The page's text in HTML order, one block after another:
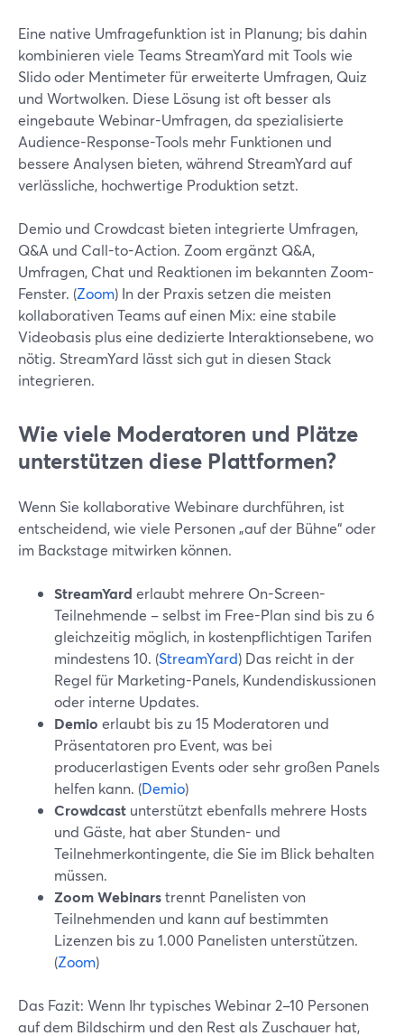
Eine native Umfragefunktion ist in Planung; bis dahin
kombinieren viele Teams StreamYard mit Tools wie
Slido oder Mentimeter für erweiterte Umfragen, Quiz
und Wortwolken. Diese Lösung ist oft besser als
eingebaute Webinar-Umfragen, da spezialisierte
Audience-Response-Tools mehr Funktionen und
bessere Analysen bieten, während StreamYard auf
verlässliche, hochwertige Produktion setzt.
Demio und Crowdcast bieten integrierte Umfragen,
Q&A und Call-to-Action. Zoom ergänzt Q&A,
Umfragen, Chat und Reaktionen im bekannten Zoom-
Fenster. (Zoom) In der Praxis setzen die meisten
kollaborativen Teams auf einen Mix: eine stabile
Videobasis plus eine dedizierte Interaktionsebene, wo
nötig. StreamYard lässt sich gut in diesen Stack
integrieren.
Wie viele Moderatoren und Plätze
unterstützen diese Plattformen?
Wenn Sie kollaborative Webinare durchführen, ist
entscheidend, wie viele Personen „auf der Bühne“ oder
im Backstage mitwirken können.
StreamYard erlaubt mehrere On-Screen-
Teilnehmende – selbst im Free-Plan sind bis zu 6
gleichzeitig möglich, in kostenpflichtigen Tarifen
mindestens 10. (StreamYard) Das reicht in der
Regel für Marketing-Panels, Kundendiskussionen
oder interne Updates.
Demio erlaubt bis zu 15 Moderatoren und
Präsentatoren pro Event, was bei
producerlastigen Events oder sehr großen Panels
helfen kann. (Demio)
Crowdcast unterstützt ebenfalls mehrere Hosts
und Gäste, hat aber Stunden- und
Teilnehmerkontingente, die Sie im Blick behalten
müssen.
Zoom Webinarstrennt Panelisten von
Teilnehmenden und kann auf bestimmten
Lizenzen bis zu 1.000 Panelisten unterstützen.
(Zoom)
Das Fazit: Wenn Ihr typisches Webinar 2–10 Personen
auf dem Bildschirm und den Rest als Zuschauer hat,